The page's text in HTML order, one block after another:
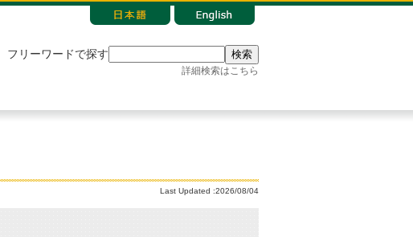
フリーワードで探す 検索
詳細検索はこちら
Last Updated :2026/08/04